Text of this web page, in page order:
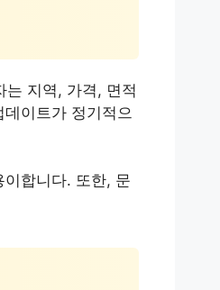
는 지역, 가격, 면적
이트가 정기적으
합니다. 또한, 문